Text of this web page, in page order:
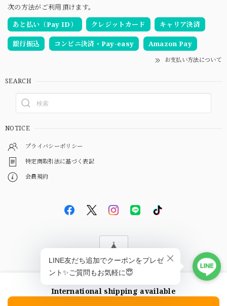
次の方法がご利用頂けます。
あと払い（Pay ID）
クレジットカード キャリア決済
銀行振込 コンビニ決済・Pay-easy Amazon Pay
お支払い方法について
SEARCH
NOTICE
プライバシーポリシー
特定商取引法に基づく表記
会員規約
© EBiS GEM
International shipping available
ショップに質問する